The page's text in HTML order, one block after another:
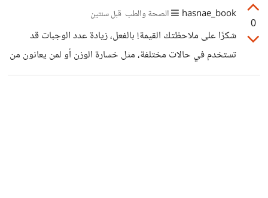
النصيحة التي قدمتها مبنية على فكرة زيادة الوجبات الصغيرة مع
مراعاة أن تكون غنية بالعناصر الغذائية، وليس فقط زيادة عددها
دون تخطيط. الهدف هو التحكم في النوعية وليس الكمية
العشوائية. في النهاية، ما يناسب شخصًا قد لا يناسب آخر، وهذا
0
hasnae_book الصحة والطب قبل سنتين
شكرًا على ملاحظتك القيمة! بالفعل، زيادة عدد الوجبات قد
تستخدم في حالات مختلفة، مثل خسارة الوزن أو لمن يعانون من
مشاكل هضمية، لكن الفرق هنا يكمن في نوعية وحجم الوجبات.